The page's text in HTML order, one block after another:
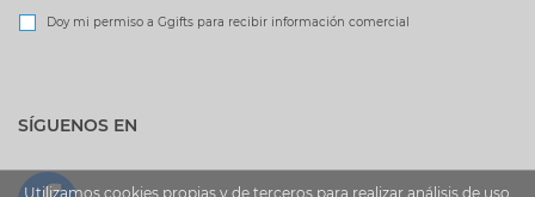
a
boletín
de
Doy mi permiso a Ggifts para recibir información comercial
SÍGUENOS EN
Utilizamos cookies propias y de terceros para realizar análisis de uso